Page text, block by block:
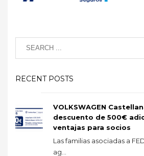
RECENT POSTS
VOLKSWAGEN
descuento de 500€
ventajas para socios
Las familias asociadas a
ag...